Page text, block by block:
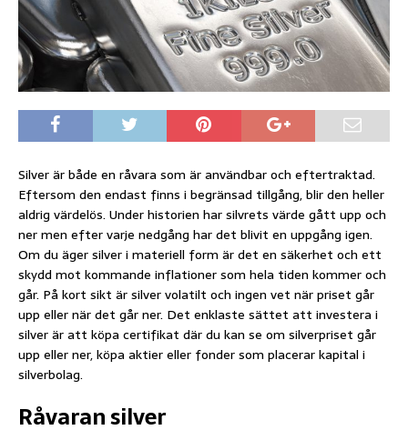
Silver är både en råvara som är användbar och eftertraktad.
Eftersom den endast finns i begränsad tillgång, blir den heller
aldrig värdelös. Under historien har silvrets värde gått upp och
ner men efter varje nedgång har det blivit en uppgång igen.
Om du äger silver i materiell form är det en säkerhet och ett
skydd mot kommande inflationer som hela tiden kommer och
går. På kort sikt är silver volatilt och ingen vet när priset går
upp eller när det går ner. Det enklaste sättet att investera i
silver är att köpa certifikat där du kan se om silverpriset går
upp eller ner, köpa aktier eller fonder som placerar kapital i
silverbolag.
Råvaran silver